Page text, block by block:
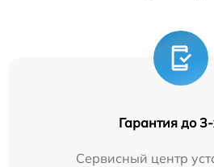
Гарантия до
Сервисный центр